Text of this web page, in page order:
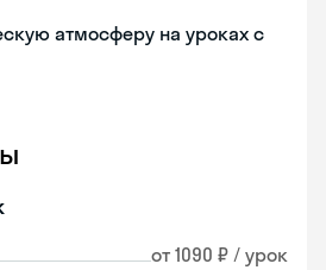
атмосферу на уроках с
от 1090 ₽ / урок